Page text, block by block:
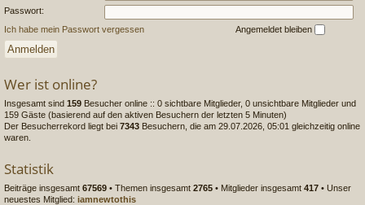
Passwort:
Ich habe mein Passwort vergessen
Angemeldet bleiben
Wer ist online?
Insgesamt sind 159 Besucher online :: 0 sichtbare Mitglieder, 0 unsichtbare Mitglieder und
159 Gäste (basierend auf den aktiven Besuchern der letzten 5 Minuten)
Der Besucherrekord liegt bei 7343 Besuchern, die am 29.07.2026, 05:01 gleichzeitig online
waren.
Statistik
Beiträge insgesamt 67569 • Themen insgesamt 2765 • Mitglieder insgesamt 417 • Unser
neuestes Mitglied: iamnewtothis